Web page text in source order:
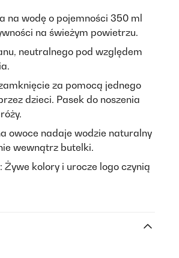
na wodę o pojemności 350 ml
na świeżym powietrzu.
neutralnego pod względem
za pomocą jednego
dzieci. Pasek do noszenia
owoce nadaje wodzie naturalny
wewnątrz butelki.
: Żywe kolory i urocze logo czynią